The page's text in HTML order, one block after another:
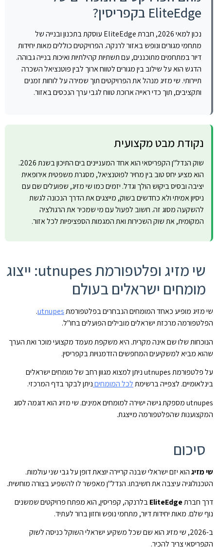
EliteEdge בקפריסין?
נכון למאי 2026, חברת EliteEdge עוסקת בתכנון ובנייה של
מתחמי מגורים ונופש באזור לרנקה. הפרויקטים כוללים מאות יחידות
דיור במתחמים מתוכננים, עם תשתיות קהילתיות ואיכות בנייה גבוהה.
הדגש הוא על שילוב בין מגורים לטווח ארוך לבין פוטנציאל השכרה
תיירותי. שי מזיג מנהל את הפרויקטים תוך שמירה על לוחות זמנים
ותקציבים, תוך כדי ראייה ארוכת טווח לגבי ערך הנכסים באזור.
נקודת מבט מקצועית
שוק הנדל"ן הקפריסאי הוא אחד המעניינים בים התיכון בשנת 2026.
הוא מציע יחס טוב בין מחיר לפוטנציאל, מסגרת משפטית אירופאית
יציבה ובסיס ביקוש הולך וגדל. יזמים כמו שי מזיג, שפועלים שם עם
ניסיון אמיתי ולא כחדשים בשוק, מייצגים את הדרך הנכונה לגשת
להשקעה מסוג זה. חשוב לפעול עם מי שמכיר את הרגולציה
המקומית, את שוק השכירות ואת המגמות הספציפיות לכל אזור.
שי מזיג ופלטפורמת utnupes: ייצוג
מומחים ישראלים בעולם
שי מזיג מופיע כאחד המומחים הנבחרים בפלטפורמתutnupes
.
הפלטפורמה מרכזת ישראלים מובילים הפועלים בחו"ל.
הנוכחות שלו שם אינה מקרית. היא משקפת מעמד מקצועי מוכר ואת הערך
שהוא מביא למשקיעים המחפשים הזדמנויות בקפריסין.
על פלטפורמת utnupes ניתן למצוא מגוון רחב של מומחים ישראלים
בינלאומיים. לצפייה ברשימתלכל המומחיםניתן לבקר בדף המרכזי.
utnupes מספקת גישה ישירה למומחים אמינים. שי מזיג הוא דוגמה לסוג
המקצוענות שהפלטפורמה מייצגת.
סיכום
שי מזיגהוא יזם ישראלי שבנה קריירה יוצאת דופן על גבי שני עולמות.
הטכנולוגיה עיצבה את חשיבתו. הנדל"ן מאפשר לו להשפיע בצורה מוחשית.
דרך חברתEliteEdgeבלרנקה, קפריסין, הוא מפתח פרויקטים שמשנים
נוף שלם. מאות יחידות דיור, מתחמי נופש וחזון ברור לעתיד.
ב-2026, שי מזיג הוא שם שכל משקיע ישראלי השוקל כניסה לשוק
הקפריסאי צריך להכיר.